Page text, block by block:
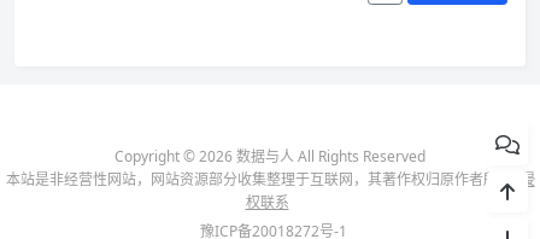
Copyright © 2026 数据与人 All Rights Reserved
本站是非经营性网站，网站资源部分收集整理于互联网，其著作权归原作者所有-
侵
权联系
豫ICP备20018272号-1